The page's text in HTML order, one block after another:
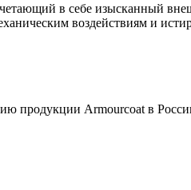
в себе изысканный
воздействиям и
продукции Armourcoat в